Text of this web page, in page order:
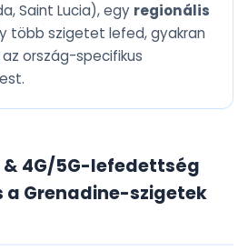
Saint Lucia), egy regionális
több szigetet lefed, gyakran
ország-specifikus
4G/5G-lefedettség
a Grenadine-szigetek